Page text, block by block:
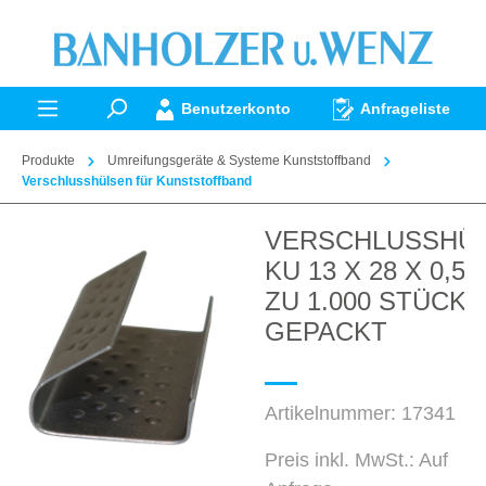
springen
Benutzerkonto Anfrageliste
Produkte
Umreifungsgeräte & Systeme Kunststoffband
Verschlusshülsen für Kunststoffband
KU 13 X 28 X 0,5
ZU 1.000 STÜCK
GEPACKT
Artikelnummer: 17341
Preis inkl. MwSt.: Auf